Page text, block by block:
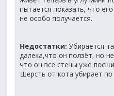
пытается показать, что
не особо получается.
Недостатки: Убирается
далека,что он ползёт, но
что он все стены уже
Шерсть от кота убирает